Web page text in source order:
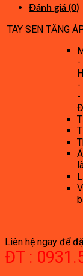
Đánh giá (0)
TAY SEN TĂNG
​-
​-
​-
Liên hệ ngay để
ĐT :